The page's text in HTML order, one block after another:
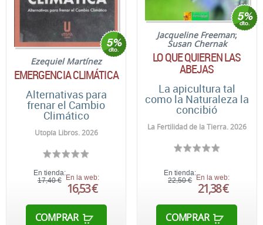
Ezequiel Martínez
EMERGENCIA CLIMÁTICA
Alternativas para
frenar el Cambio
Climático
Utopía Libros. 2026
En tienda:
17,40 € En la web:
16,53 €
COMPRAR
Jacqueline Freeman;
Susan Chernak
LO QUE QUIEREN LAS
ABEJAS
La apicultura tal
como la Naturaleza la
concibió
La Fertilidad de la Tierra. 2026
En tienda:
22,50 € En la web:
21,38 €
COMPRAR